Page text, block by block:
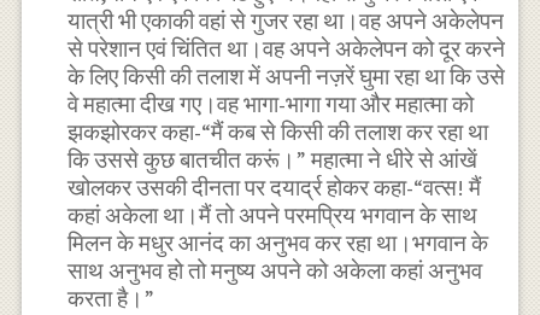
यात्री भी एकाकी वहां से गुजर रहा था।वह अपने अकेलेपन
से परेशान एवं चिंतित था।वह अपने अकेलेपन को दूर करने
के लिए किसी की तलाश में अपनी नज़रें घुमा रहा था कि उसे
वे महात्मा दीख गए।वह भागा-भागा गया और महात्मा को
झकझोरकर कहा-“मैं कब से किसी की तलाश कर रहा था
कि उससे कुछ बातचीत करूं।” महात्मा ने धीरे से आंखें
खोलकर उसकी दीनता पर दयार्द्र होकर कहा-“वत्स! मैं
कहां अकेला था।मैं तो अपने परमप्रिय भगवान के साथ
मिलन के मधुर आनंद का अनुभव कर रहा था।भगवान के
साथ अनुभव हो तो मनुष्य अपने को अकेला कहां अनुभव
करता है।”